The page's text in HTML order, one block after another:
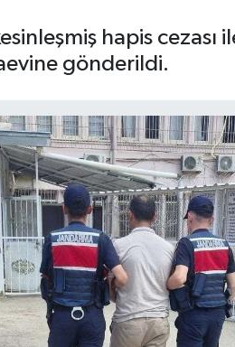
hapis cezası
gönderildi.